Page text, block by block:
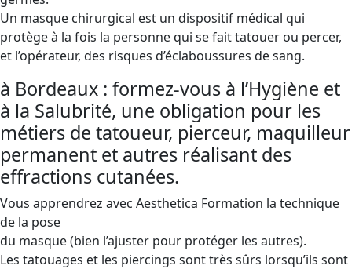
Un masque chirurgical est un dispositif médical qui
protège à la fois la personne qui se fait tatouer ou percer,
et l’opérateur, des risques d’éclaboussures de sang.
à Bordeaux : formez-vous à l’Hygiène et
à la Salubrité, une obligation pour les
métiers de tatoueur, pierceur, maquilleur
permanent et autres réalisant des
effractions cutanées.
Vous apprendrez avec Aesthetica Formation la technique
de la pose
du masque (bien l’ajuster pour protéger les autres).
Les tatouages ​​et les piercings sont très sûrs lorsqu’ils sont